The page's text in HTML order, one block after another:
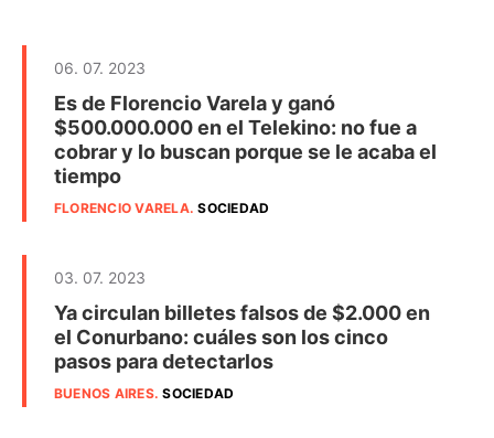
06. 07. 2023
Es de Florencio Varela y ganó
$500.000.000 en el Telekino: no fue a
cobrar y lo buscan porque se le acaba el
tiempo
FLORENCIO VARELA.SOCIEDAD
03. 07. 2023
Ya circulan billetes falsos de $2.000 en
el Conurbano: cuáles son los cinco
pasos para detectarlos
BUENOS AIRES.SOCIEDAD